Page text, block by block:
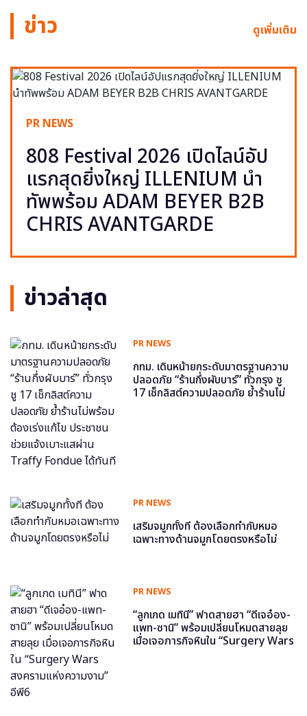
ข่าว ดูเพิ่มเติม
PR NEWS
808 Festival 2026 เปิดไลน์อัป
แรกสุดยิ่งใหญ่ ILLENIUM นำ
ทัพพร้อม ADAM BEYER B2B
CHRIS AVANTGARDE
ข่าวล่าสุด
PR NEWS
กทม. เดินหน้ายกระดับมาตรฐานความ
ปลอดภัย “ร้านกึ่งผับบาร์” ทั่วกรุง ชู
17 เช็กลิสต์ความปลอดภัย ย้ำร้านไม่
PR NEWS
เสริมจมูกทั้งที ต้องเลือกทำกับหมอ
เฉพาะทางด้านจมูกโดยตรงหรือไม่
PR NEWS
“ลูกเกด เมทินี” ฟาดสายฮา “ดีเจอ๋อง-
แพท-ซานิ” พร้อมเปลี่ยนโหมดสายลุย
เมื่อเจอภารกิจหินใน “Surgery Wars